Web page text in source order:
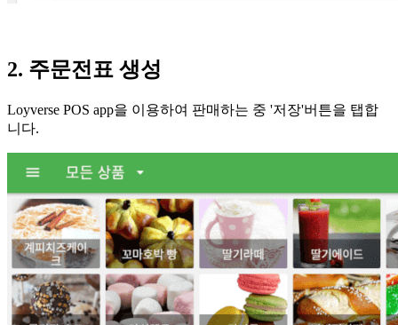
2. 주문전표 생성
Loyverse POS app을 이용하여 판매하는 중 '저장'버튼을 탭합
니다.